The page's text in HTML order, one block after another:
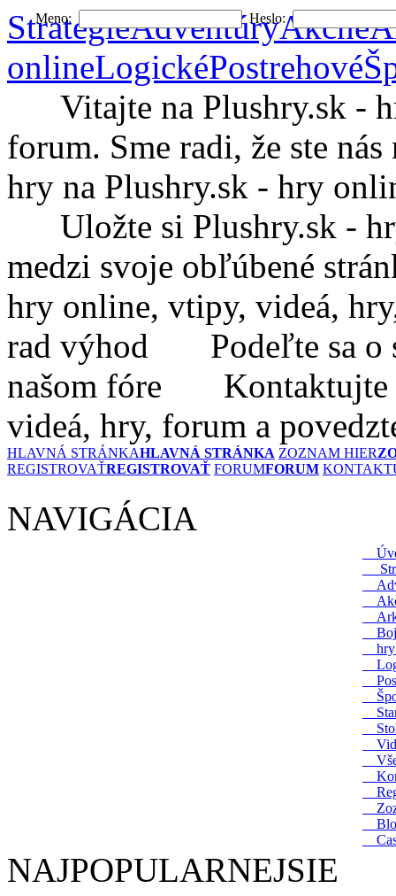
Meno: Heslo:
StratégieAdventúryAkčné
onlineLogickéPostrehové
Vitajte na Plushry.sk -
forum. Sme radi, že ste
hry na Plushry.sk - hry
Uložte si Plushry.sk -
medzi svoje obľúbené
hry online, vtipy, videá,
rad výhod
Podeľte sa o
našom fóre
Kontaktujte
videá, hry, forum a
HLAVNÁ STRÁNKAHLAVNÁ STRÁNKA ZOZNAM HIER
REGISTROVAŤREGISTROVAŤ FORUMFORUM
NAVIGÁCIA
NAJPOPULARNEJSIE